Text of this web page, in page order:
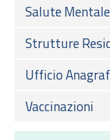
Salute Mentale
Strutture
Ufficio
Vaccinazioni